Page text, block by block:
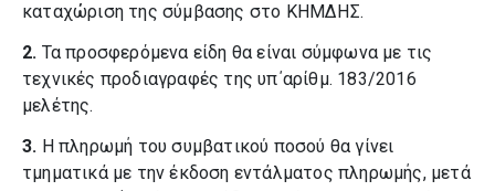
καταχώριση της σύμβασης στο ΚΗΜΔΗΣ.
2. Τα προσφερόμενα είδη θα είναι σύμφωνα με τις
τεχνικές προδιαγραφές της υπ΄αρίθμ. 183/2016
μελέτης.
3. Η πληρωμή του συμβατικού ποσού θα γίνει
τμηματικά με την έκδοση εντάλματος πληρωμής, μετά